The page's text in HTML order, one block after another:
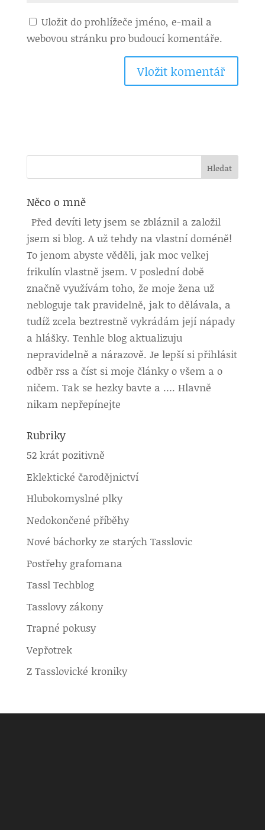
Uložit do prohlížeče jméno, e-mail a
webovou stránku pro budoucí komentáře.
Něco o mně
Před devíti lety jsem se zbláznil a založil
jsem si blog. A už tehdy na vlastní doméně!
To jenom abyste věděli, jak moc velkej
frikulín vlastně jsem. V poslední době
značně využívám toho, že moje žena už
nebloguje tak pravidelně, jak to dělávala, a
tudíž zcela beztrestně vykrádám její nápady
a hlášky. Tenhle blog aktualizuju
nepravidelně a nárazově. Je lepší si přihlásit
odběr rss a číst si moje články o všem a o
ničem. Tak se hezky bavte a …. Hlavně
nikam nepřepínejte
Rubriky
52 krát pozitivně
Eklektické čarodějnictví
Hlubokomyslné plky
Nedokončené příběhy
Nové báchorky ze starých Tasslovic
Postřehy grafomana
Tassl Techblog
Tasslovy zákony
Trapné pokusy
Vepřotrek
Z Tasslovické kroniky